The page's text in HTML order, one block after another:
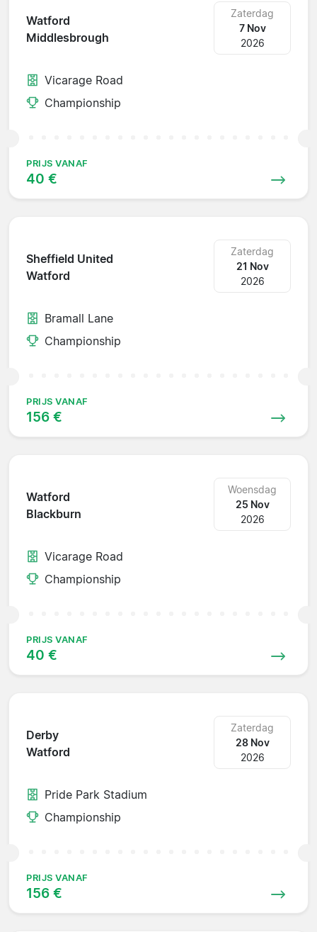
Watford
Middlesbrough
Zaterdag
7 Nov
2026
Vicarage Road
Championship
PRIJS VANAF
40 €
Sheffield United
Watford
Zaterdag
21 Nov
2026
Bramall Lane
Championship
PRIJS VANAF
156 €
Watford
Blackburn
Woensdag
25 Nov
2026
Vicarage Road
Championship
PRIJS VANAF
40 €
Derby
Watford
Zaterdag
28 Nov
2026
Pride Park Stadium
Championship
PRIJS VANAF
156 €